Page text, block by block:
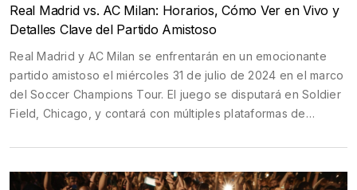
Real Madrid vs. AC Milan: Horarios, Cómo Ver en Vivo y
Detalles Clave del Partido Amistoso
Real Madrid y AC Milan se enfrentarán en un emocionante
partido amistoso el miércoles 31 de julio de 2024 en el marco
del Soccer Champions Tour. El juego se disputará en Soldier
Field, Chicago, y contará con múltiples plataformas de
jugadores clave, pero se espera la participación de jóvenes
talentos.